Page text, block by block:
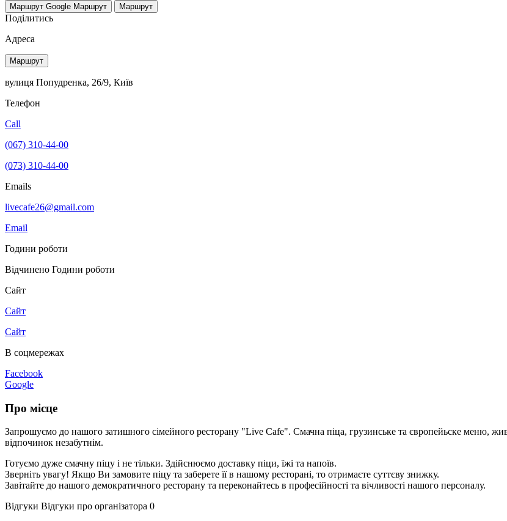
Маршрут Google Маршрут Маршрут
Поділитись
Адреса
Маршрут
вулиця Попудренка, 26/9, Київ
Телефон
Call
(067) 310-44-00
(073) 310-44-00
Emails
livecafe26@gmail.com
Email
Години роботи
Відчинено Години роботи
Сайт
Сайт
Сайт
В соцмережах
Facebook
Google
Про місце
Запрошуємо до нашого затишного сімейного ресторану "Live Cafe". Смачна піца, грузинське та європейьске меню,
відпочинок незабутнім.
Готуємо дуже смачну піцу і не тільки. Здійснюємо доставку піци, їжі та напоїв.
Зверніть увагу! Якщо Ви замовите піцу та заберете її в нашому ресторані, то отримаєте суттєву знижку.
Завітайте до нашого демократичного ресторану та переконайтесь в професійності та вічливості нашого персоналу.
Відгуки Відгуки про організатора 0